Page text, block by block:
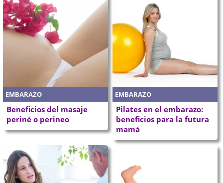
EMBARAZO
Beneficios del masaje
periné o perineo
EMBARAZO
Pilates en el embarazo:
beneficios para la futura
mamá